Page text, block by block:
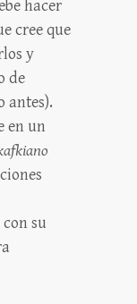
hacer
cree que
y
de
antes).
en un
su